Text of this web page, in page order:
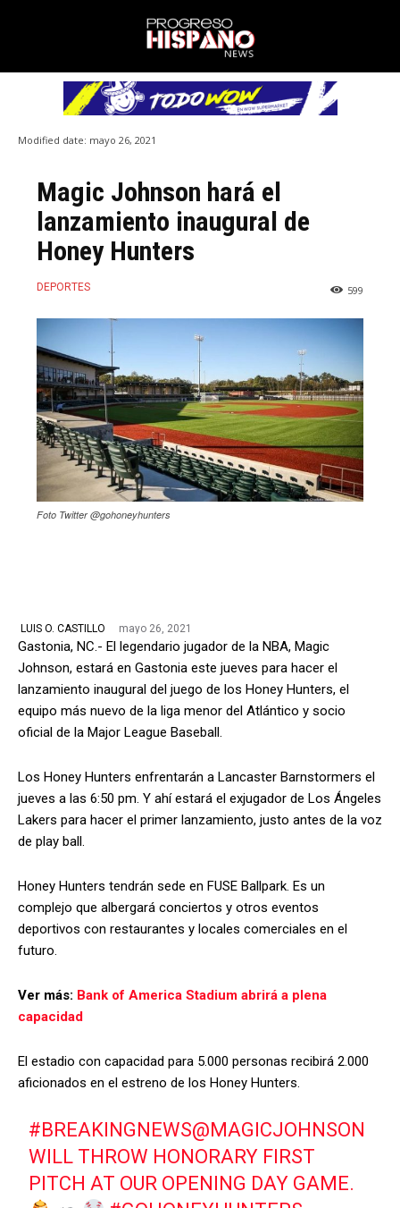
Modified date: mayo 26, 2021
Magic Johnson hará el
lanzamiento inaugural de
Honey Hunters
DEPORTES 599
Foto Twitter @gohoneyhunters
LUIS O. CASTILLO mayo 26, 2021
Gastonia, NC.- El legendario jugador de la NBA, Magic
Johnson, estará en Gastonia este jueves para hacer el
lanzamiento inaugural del juego de los Honey Hunters, el
equipo más nuevo de la liga menor del Atlántico y socio
oficial de la Major League Baseball.
Los Honey Hunters enfrentarán a Lancaster Barnstormers el
jueves a las 6:50 pm. Y ahí estará el exjugador de Los Ángeles
Lakers para hacer el primer lanzamiento, justo antes de la voz
de play ball.
Honey Hunters tendrán sede en FUSE Ballpark. Es un
complejo que albergará conciertos y otros eventos
deportivos con restaurantes y locales comerciales en el
futuro.
Ver más: Bank of America Stadium abrirá a plena
capacidad
El estadio con capacidad para 5.000 personas recibirá 2.000
aficionados en el estreno de los Honey Hunters.
#BREAKINGNEWS@MAGICJOHNSON
WILL THROW HONORARY FIRST
PITCH AT OUR OPENING DAY GAME.